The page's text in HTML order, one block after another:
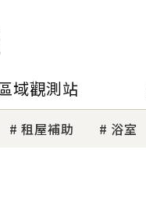
域觀測站
租屋補助 浴室